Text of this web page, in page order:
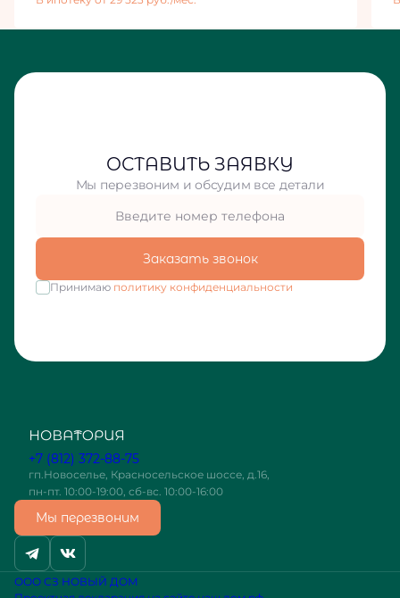
ОСТАВИТЬ ЗАЯВКУ
Мы перезвоним и обсудим все детали
Заказать звонок
Принимаю политику конфиденциальности
+7 (812) 372-88-75
гп.Новоселье, Красносельское шоссе, д.16,
пн-пт. 10:00-19:00, сб-вс. 10:00-16:00
Мы перезвоним
ООО СЗ НОВЫЙ ДОМ